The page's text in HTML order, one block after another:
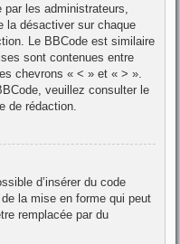
les administrateurs,
la désactiver sur chaque
Le BBCode est similaire
sont contenues entre
chevrons « < » et « > ».
veuillez consulter le
de rédaction.
d’insérer du code
la mise en forme qui peut
remplacée par du